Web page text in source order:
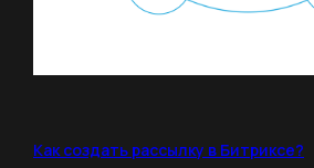
Как создать рассылку в Битриксе?